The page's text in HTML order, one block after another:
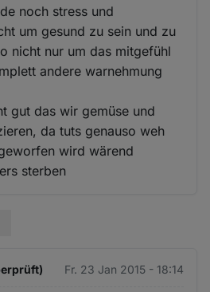
noch stress und
um gesund zu sein und zu
nicht nur um das mitgefühl
andere warnehmung
gut das wir gemüse und
da tuts genauso weh
wird wärend
sterben
Fr. 23 Jan 2015 - 18:14